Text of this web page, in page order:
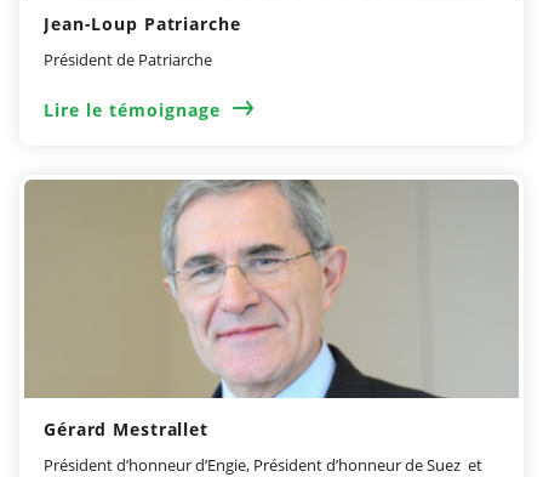
Jean-Loup Patriarche
Président de Patriarche
Lire le témoignage
Gérard Mestrallet
Président d’honneur d’Engie,​ Président d’honneur de Suez ​ et